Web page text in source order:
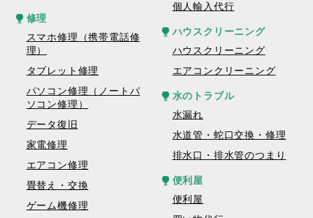
修理
スマホ修理（携帯電話修
理）
タブレット修理
パソコン修理（ノートパ
ソコン修理）
データ復旧
家電修理
エアコン修理
畳替え・交換
ゲーム機修理
個人輸入代行
ハウスクリーニング
ハウスクリーニング
エアコンクリーニング
水のトラブル
水漏れ
水道管・蛇口交換・修理
排水口・排水管のつまり
便利屋
便利屋